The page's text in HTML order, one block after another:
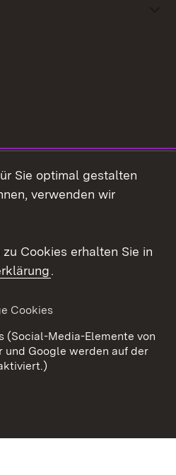
Benutzungshinweise
Cookies
Sie optimal gestalten
verwenden wir
Cookies erhalten Sie in
.
Cookies
(Social-Media-Elemente von
und Google werden auf der